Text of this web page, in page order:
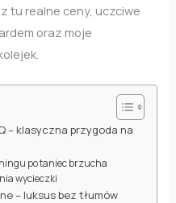
tu realne ceny, uczciwe
oraz moje
– klasyczna przygoda na
po taniec brzucha
wycieczki
– luksus bez tłumów